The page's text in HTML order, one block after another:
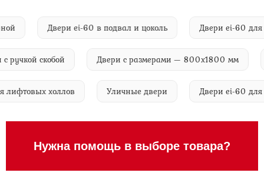
Двери ei-60 в подвал и цоколь Двери ei-60
скобой Двери с размерами — 800х1800 мм
лифтовых холлов Уличные двери Двери ei-60
Нужна помощь в выборе товара?